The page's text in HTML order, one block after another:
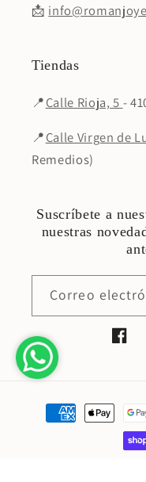
📩
Tiendas
📍Calle Rioja, 5 -
📍Calle Virgen de
Remedios)
Suscríbete a
nuestras
Correo
Formas